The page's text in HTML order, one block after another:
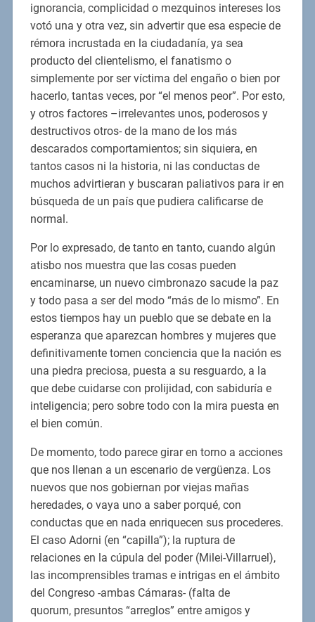
ignorancia, complicidad o mezquinos intereses los
votó una y otra vez, sin advertir que esa especie de
rémora incrustada en la ciudadanía, ya sea
producto del clientelismo, el fanatismo o
simplemente por ser víctima del engaño o bien por
hacerlo, tantas veces, por “el menos peor”. Por esto,
y otros factores –irrelevantes unos, poderosos y
destructivos otros- de la mano de los más
descarados comportamientos; sin siquiera, en
tantos casos ni la historia, ni las conductas de
muchos advirtieran y buscaran paliativos para ir en
búsqueda de un país que pudiera calificarse de
normal.
Por lo expresado, de tanto en tanto, cuando algún
atisbo nos muestra que las cosas pueden
encaminarse, un nuevo cimbronazo sacude la paz
y todo pasa a ser del modo “más de lo mismo”. En
estos tiempos hay un pueblo que se debate en la
esperanza que aparezcan hombres y mujeres que
definitivamente tomen conciencia que la nación es
una piedra preciosa, puesta a su resguardo, a la
que debe cuidarse con prolijidad, con sabiduría e
inteligencia; pero sobre todo con la mira puesta en
el bien común.
De momento, todo parece girar en torno a acciones
que nos llenan a un escenario de vergüenza. Los
nuevos que nos gobiernan por viejas mañas
heredades, o vaya uno a saber porqué, con
conductas que en nada enriquecen sus procederes.
El caso Adorni (en “capilla”); la ruptura de
relaciones en la cúpula del poder (Milei-Villarruel),
las incomprensibles tramas e intrigas en el ámbito
del Congreso -ambas Cámaras- (falta de
quorum, presuntos “arreglos” entre amigos y